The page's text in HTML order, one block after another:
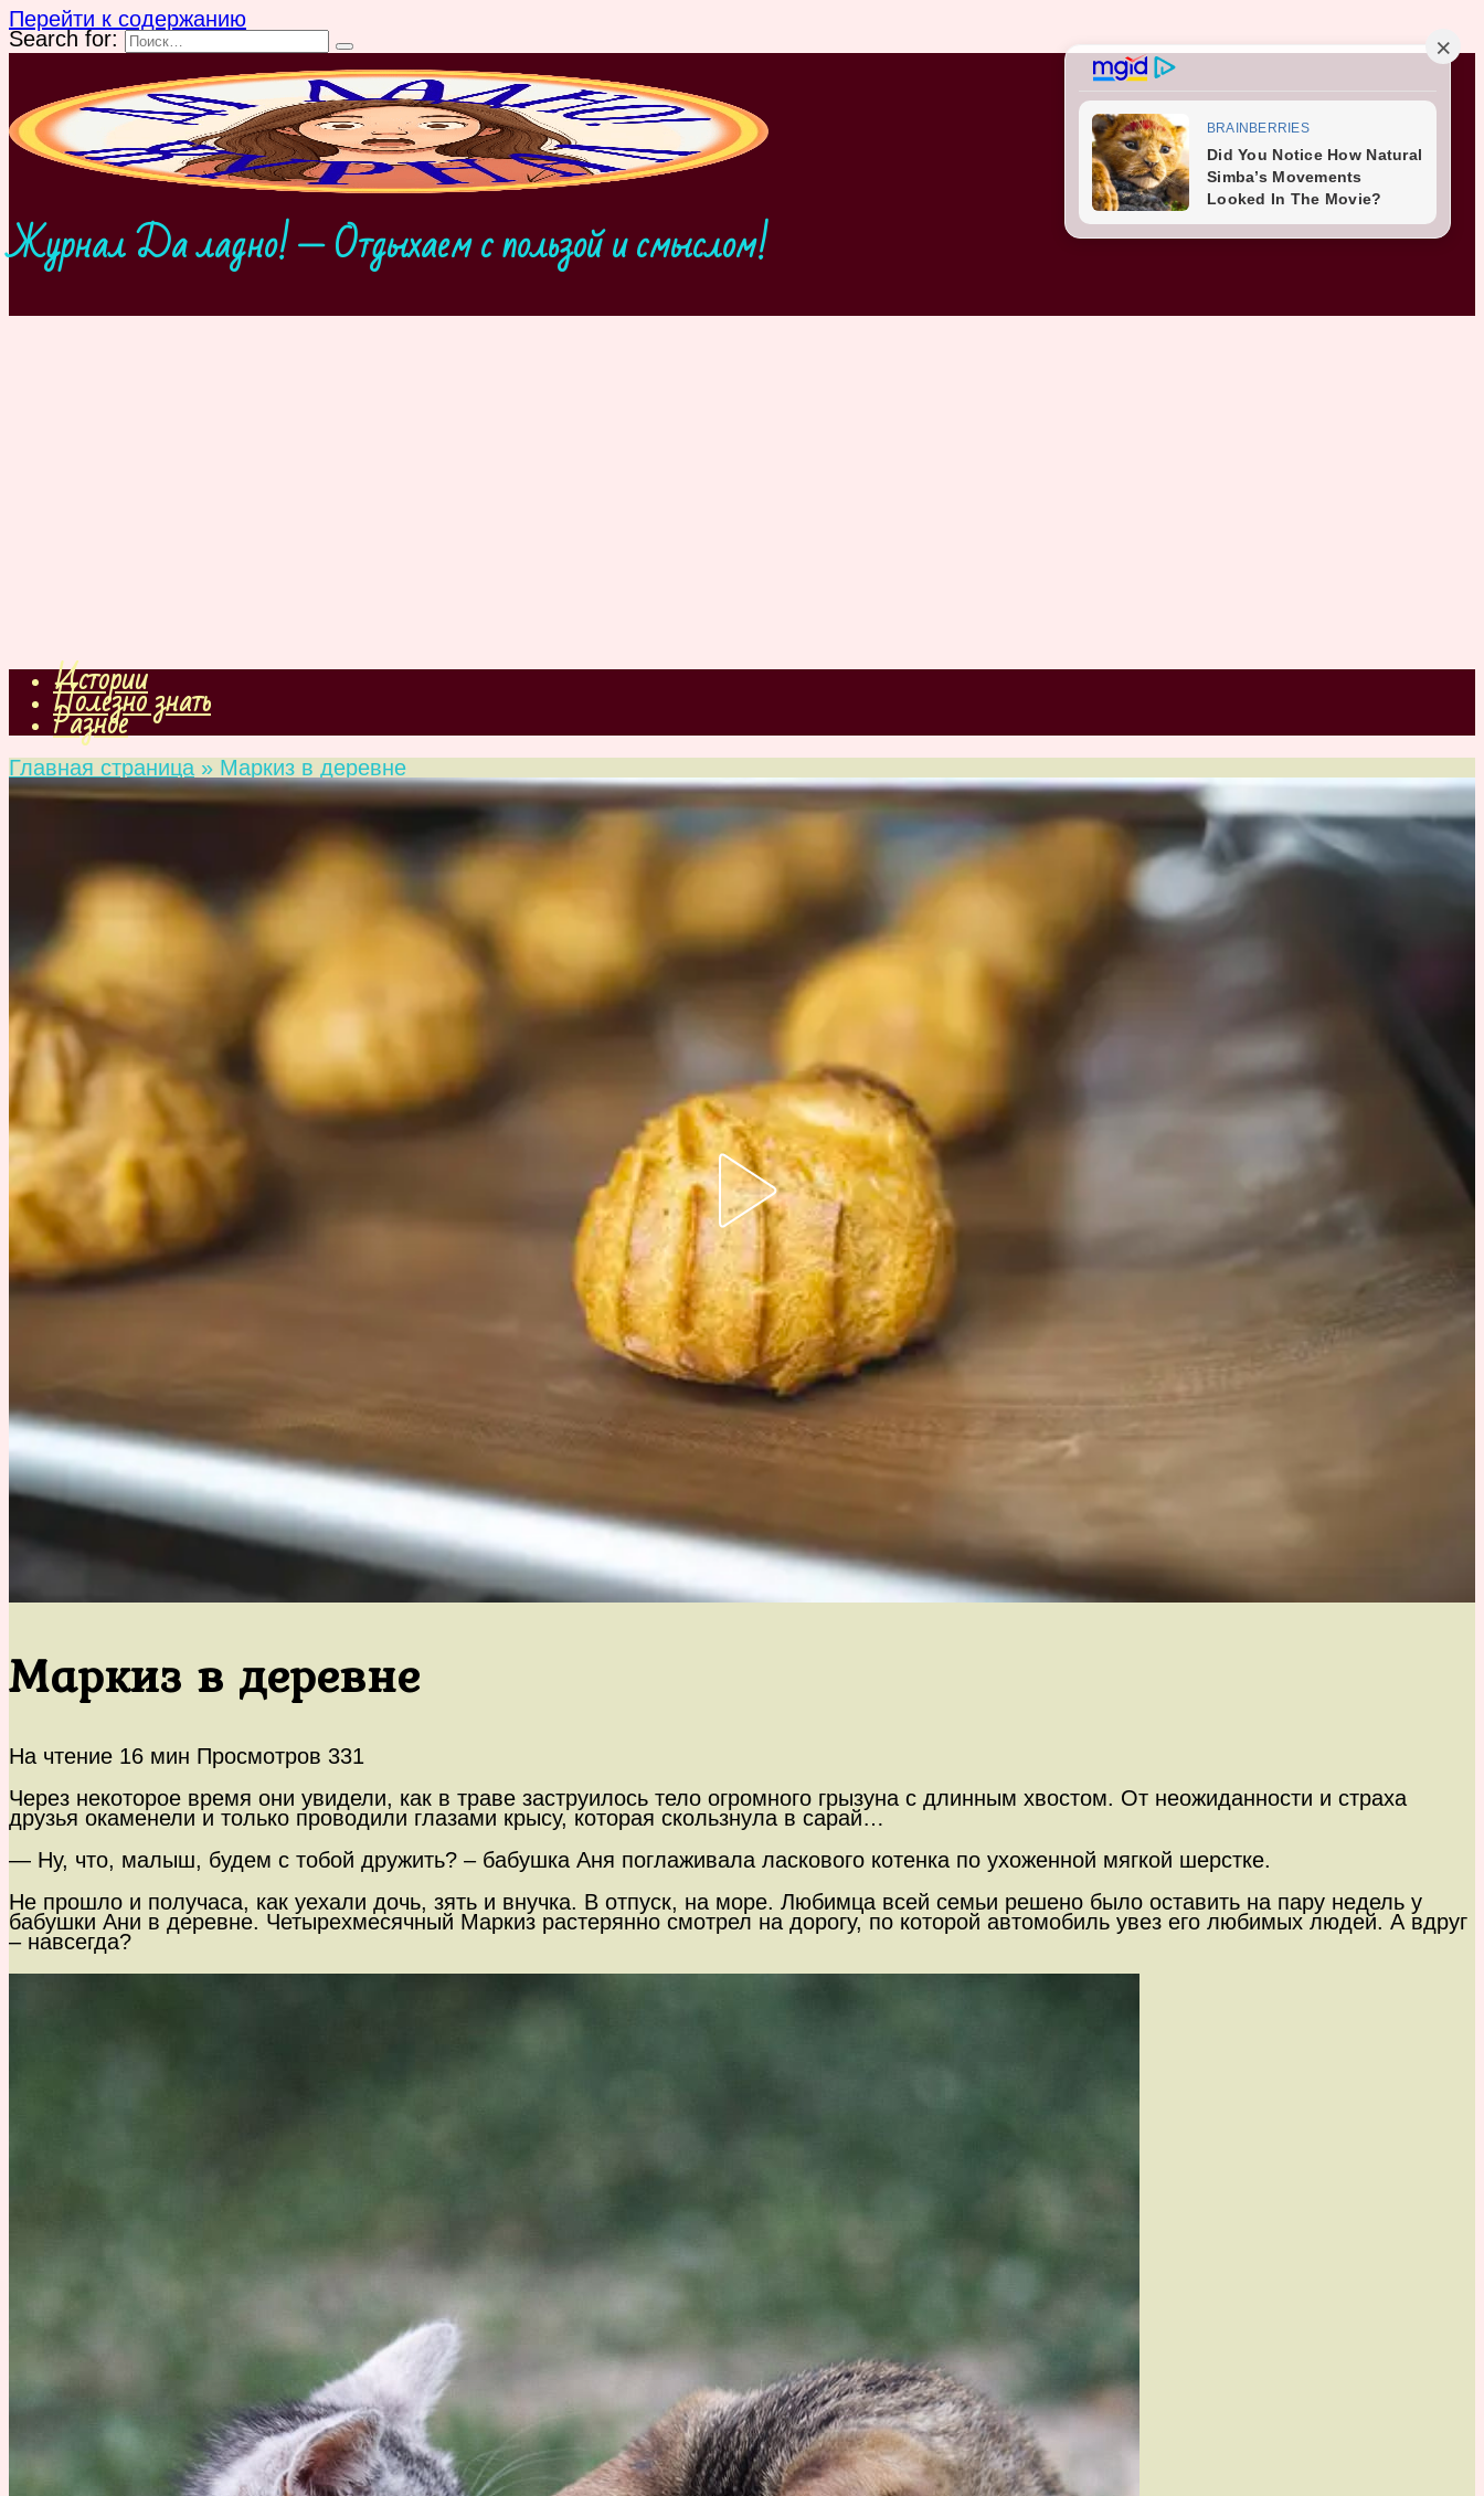
Перейти к содержанию
Search for:
Журнал Да ладно! — Отдыхаем с пользой и смыслом!
Истории
Полезно знать
Разное
Главная страница » Маркиз в деревне
Маркиз в деревне
На чтение 16 мин Просмотров 331
Через некоторое время они увидели, как в траве заструилось тело огромного грызуна с длинным хвостом. От неожиданности и страха
друзья окаменели и только проводили глазами крысу, которая скользнула в сарай…
— Ну, что, малыш, будем с тобой дружить? – бабушка Аня поглаживала ласкового котенка по ухоженной мягкой шерстке.
Не прошло и получаса, как уехали дочь, зять и внучка. В отпуск, на море. Любимца всей семьи решено было оставить на пару недель у
бабушки Ани в деревне. Четырехмесячный Маркиз растерянно смотрел на дорогу, по которой автомобиль увез его любимых людей. А вдруг
– навсегда?